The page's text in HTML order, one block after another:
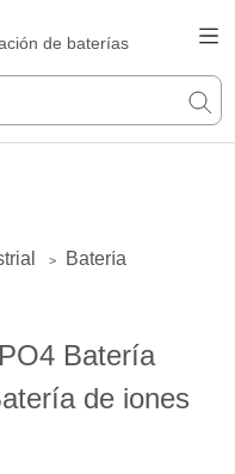
de baterías
>
Batería
Batería
de iones